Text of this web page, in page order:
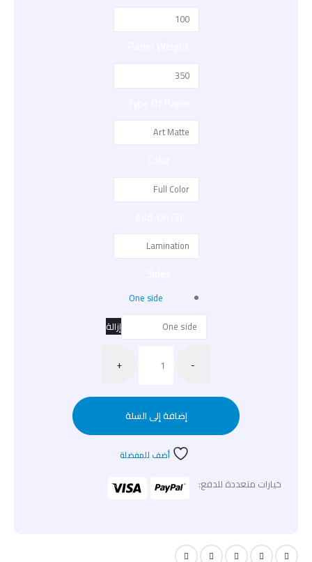
One side
إزالة
-
+
إضافة إلى السلة
أضف للمفضلة
خيارات متعددة للدفع: